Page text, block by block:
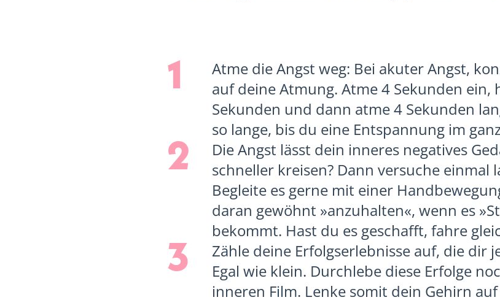
1
Atme die Angst weg: Bei akuter Angst,
auf deine Atmung. Atme 4 Sekunden ein,
Sekunden und dann atme 4 Sekunden
so lange, bis du eine Entspannung im
2
Die Angst lässt dein inneres negatives
schneller kreisen? Dann versuche einmal
Begleite es gerne mit einer
daran gewöhnt »anzuhalten«, wenn es
bekommt. Hast du es geschafft, fahre
3
Zähle deine Erfolgserlebnisse auf, die dir
Egal wie klein. Durchlebe diese Erfolge
inneren Film. Lenke somit dein Gehirn